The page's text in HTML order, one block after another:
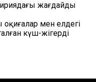
жағдайды
мен елдегі
күш-жігерді